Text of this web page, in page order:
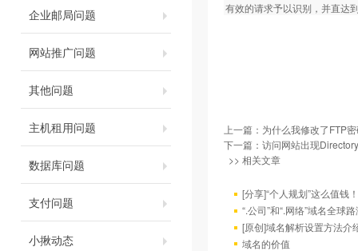
企业邮局问题
网站推广问题
其他问题
主机租用问题
数据库问题
支付问题
小揪动态
有效的请求予以识别，并直达
上一篇： 为什么我修改了FTP
下一篇： 访问网站出现
>> 相关文章
[分享]“个人规划”这么值钱
“.公司”和“.网络”域名全球
[原创]域名解析设置方法介
域名的价值